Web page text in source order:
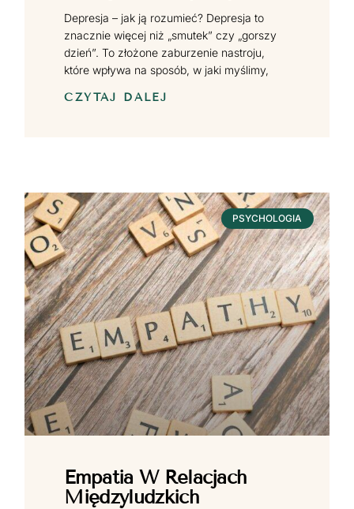
Depresja – jak ją rozumieć? Depresja to
znacznie więcej niż „smutek” czy „gorszy
dzień”. To złożone zaburzenie nastroju,
które wpływa na sposób, w jaki myślimy,
CZYTAJ DALEJ
PSYCHOLOGIA
Empatia W Relacjach
Międzyludzkich